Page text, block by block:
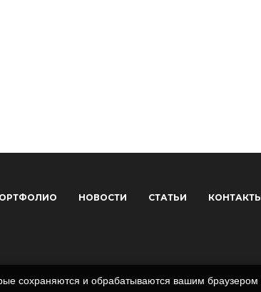
НОВОСТИ СТАТЬИ
сохраняются и обрабатываются вашим